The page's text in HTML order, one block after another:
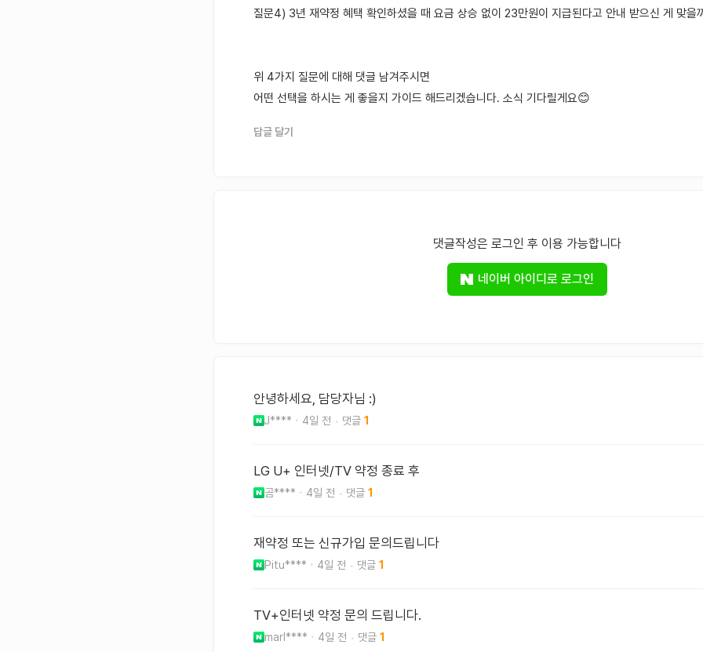
질문4) 3년 재약정 혜택 확인하셨을 때 요금 상승 없이 23만원이 지급된다고 안내 받으신 게 맞을
위 4가지 질문에 대해 댓글 남겨주시면
어떤 선택을 하시는 게 좋을지 가이드 해드리겠습니다. 소식 기다릴게요😊
답글 달기
댓글작성은 로그인 후 이용 가능합니다
네이버 아이디로 로그인
안녕하세요, 담당자님 :)
J**** 4일 전 1
LG U+ 인터넷/TV 약정 종료 후
곰**** 4일 전 1
재약정 또는 신규가입 문의드립니다
Pitu**** 4일 전 1
TV+인터넷 약정 문의 드립니다.
marl**** 4일 전 1